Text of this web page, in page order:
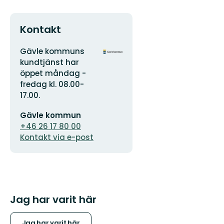
Kontakt
Adress
Gävle kommuns
kundtjänst har
öppet måndag -
fredag kl. 08.00-
17.00.
postadress
Gävle kommun
+46 26 17 80 00
Kontakt via e-post
Organisationens
Jag har varit här